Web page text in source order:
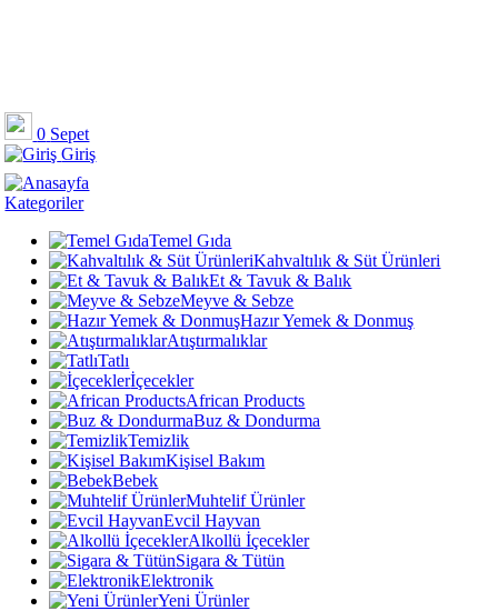
0 Sepet
Giriş
Kategoriler
Temel Gıda
Kahvaltılık & Süt Ürünleri
Et & Tavuk & Balık
Meyve & Sebze
Hazır Yemek & Donmuş
Atıştırmalıklar
Tatlı
İçecekler
African Products
Buz & Dondurma
Temizlik
Kişisel Bakım
Bebek
Muhtelif Ürünler
Evcil Hayvan
Alkollü İçecekler
Sigara & Tütün
Elektronik
Yeni Ürünler